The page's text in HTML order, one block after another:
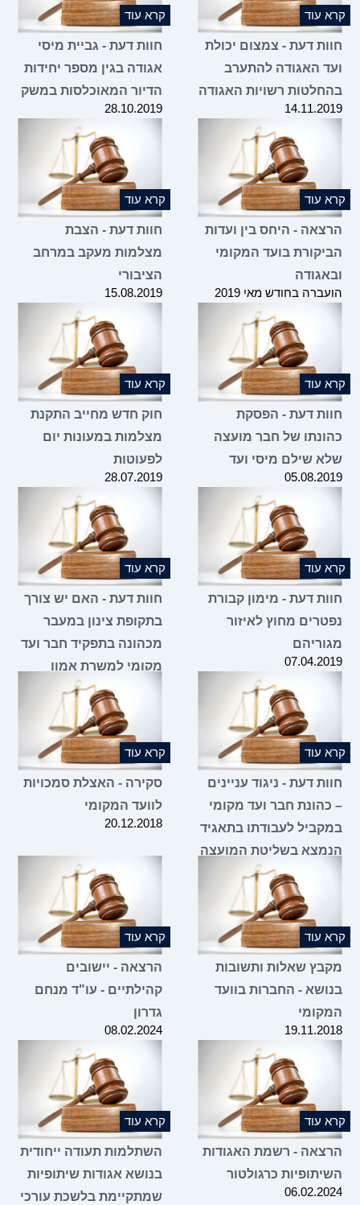
קרא עוד
חוות דעת - צמצום יכולת
ועד האגודה להתערב
בהחלטות רשויות האגודה
14.11.2019
קרא עוד
חוות דעת - גביית מיסי
אגודה בגין מספר יחידות
הדיור המאוכלסות במשק
28.10.2019
קרא עוד
הרצאה - היחס בין ועדות
הביקורת בועד המקומי
ובאגודה
הועברה בחודש מאי 2019
קרא עוד
חוות דעת - הצבת
מצלמות מעקב במרחב
הציבורי
15.08.2019
קרא עוד
חוות דעת - הפסקת
כהונתו של חבר מועצה
שלא שילם מיסי ועד
05.08.2019
קרא עוד
חוק חדש מחייב התקנת
מצלמות במעונות יום
לפעוטות
28.07.2019
קרא עוד
חוות דעת - מימון קבורת
נפטרים מחוץ לאיזור
מגוריהם
07.04.2019
קרא עוד
חוות דעת - האם יש צורך
בתקופת צינון במעבר
מכהונה בתפקיד חבר ועד
מקומי למשרת אמון
במועצה האזורית?
07.02.2019
קרא עוד
חוות דעת - ניגוד עניינים
– כהונת חבר ועד מקומי
במקביל לעבודתו בתאגיד
הנמצא בשליטת המועצה
קרא עוד
סקירה - האצלת סמכויות
לוועד המקומי
20.12.2018
קרא עוד
מקבץ שאלות ותשובות
בנושא - החברות בוועד
המקומי
19.11.2018
קרא עוד
הרצאה - יישובים
קהילתיים - עו"ד מנחם
גדרון
08.02.2024
קרא עוד
הרצאה - רשמת האגודות
השיתופיות כרגולטור
06.02.2024
קרא עוד
השתלמות תעודה ייחודית
בנושא אגודות שיתופיות
שמתקיימת בלשכת עורכי